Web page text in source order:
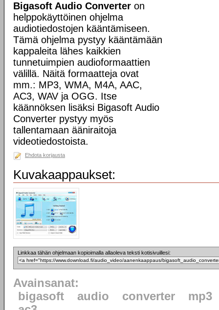
Bigasoft Audio Converter on
helppokäyttöinen ohjelma
audiotiedostojen kääntämiseen.
Tämä ohjelma pystyy kääntämään
kappaleita lähes kaikkien
tunnetuimpien audioformaattien
välillä. Näitä formaatteja ovat
mm.: MP3, WMA, M4A, AAC,
AC3, WAV ja OGG. Itse
käännöksen lisäksi Bigasoft Audio
Converter pystyy myös
tallentamaan ääniraitoja
videotiedostoista.
Ehdota korjausta
Kuvakaappaukset:
Linkkaa tähän ohjelmaan kopioimalla allaoleva teksti kotisivuillesi:
Avainsanat:
bigasoft
audio converter
mp3